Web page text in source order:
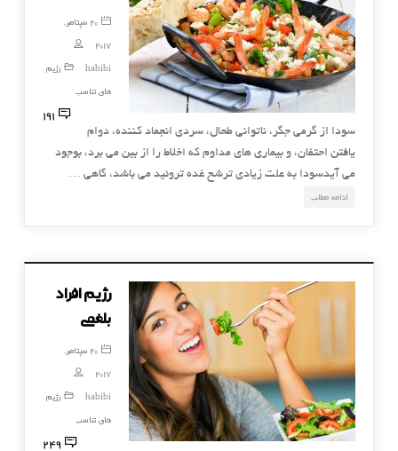
20 سپتامبر,
2017
habibi
رژیم
های تناسب
191
سودا از گرمی جگر، ناتوانی طحال، سردی انجماد کننده، دوام
یافتن احتفان، و بیماری های مداوم که اخلاط را از بین می برد، بوجود
می آیدسودا به علت زیادی ترشح غده تروئید می باشد، گاهی …
ادامه مطلب
رژیم افراد
بلغمی
20 سپتامبر,
2017
habibi
رژیم
های تناسب
249